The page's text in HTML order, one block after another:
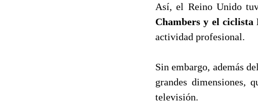
Así, el Reino Unido
Chambers y el
actividad profesional.
Sin embargo, además
grandes dimensiones,
televisión.